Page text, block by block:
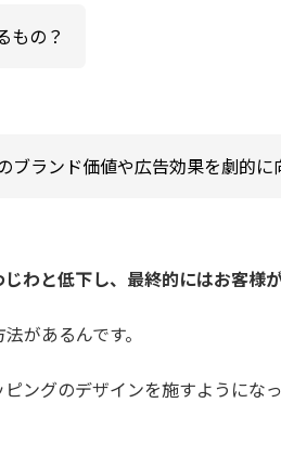
もの？
ブランド価値や広告効果を劇的に
じわと低下し、最終的にはお客様
があるんです。
ングのデザインを施すようにな